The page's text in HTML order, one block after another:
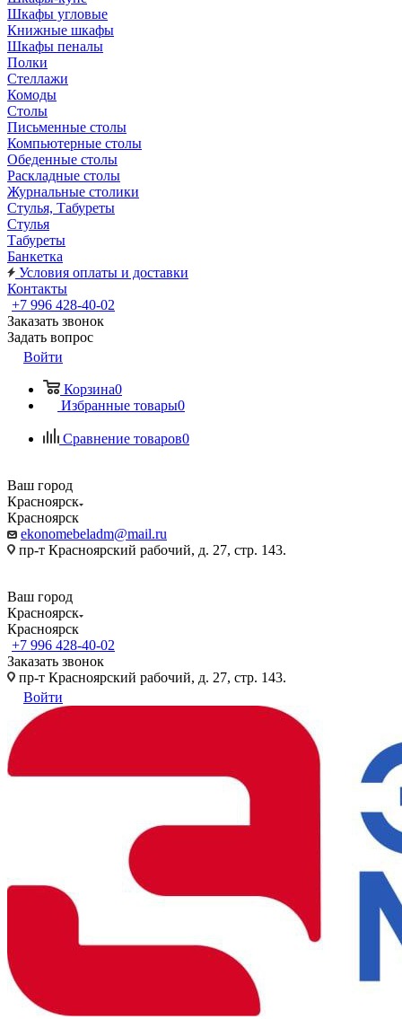
Шкафы угловые
Книжные шкафы
Шкафы пеналы
Полки
Стеллажи
Комоды
Столы
Письменные столы
Компьютерные столы
Обеденные столы
Раскладные столы
Журнальные столики
Стулья, Табуреты
Стулья
Табуреты
Банкетка
Условия оплаты и доставки
Контакты
+7 996 428-40-02
Заказать звонок
Задать вопрос
Войти
Корзина0
Избранные товары0
Сравнение товаров0
Ваш город
Красноярск
Красноярск
ekonomebeladm@mail.ru
пр-т Красноярский рабочий, д. 27, стр. 143.
Ваш город
Красноярск
Красноярск
+7 996 428-40-02
Заказать звонок
пр-т Красноярский рабочий, д. 27, стр. 143.
Войти